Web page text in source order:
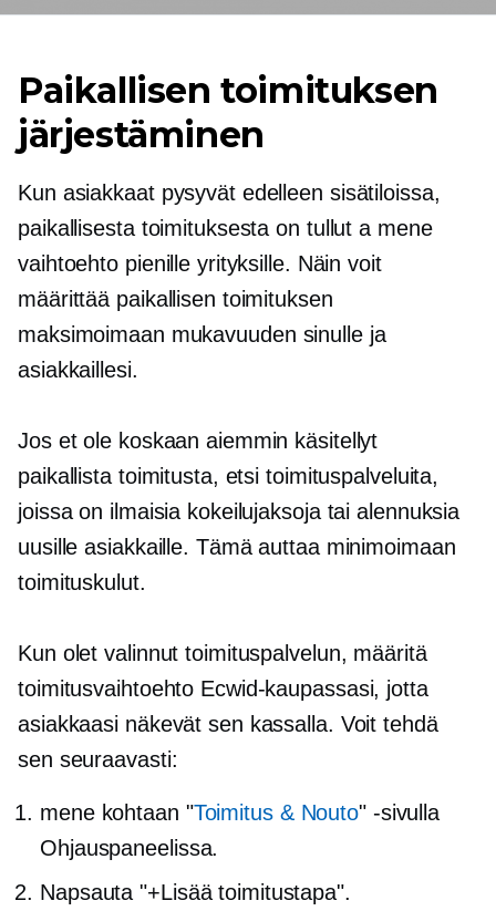
Paikallisen toimituksen
järjestäminen
Kun asiakkaat pysyvät edelleen sisätiloissa,
paikallisesta toimituksesta on tullut a mene
vaihtoehto pienille yrityksille. Näin voit
määrittää paikallisen toimituksen
maksimoimaan mukavuuden sinulle ja
asiakkaillesi.
Jos et ole koskaan aiemmin käsitellyt
paikallista toimitusta, etsi toimituspalveluita,
joissa on ilmaisia ​​kokeilujaksoja tai alennuksia
uusille asiakkaille. Tämä auttaa minimoimaan
toimituskulut.
Kun olet valinnut toimituspalvelun, määritä
toimitusvaihtoehto Ecwid-kaupassasi, jotta
asiakkaasi näkevät sen kassalla. Voit tehdä
sen seuraavasti:
mene kohtaan "Toimitus & Nouto" -sivulla
Ohjauspaneelissa.
Napsauta "+Lisää toimitustapa".